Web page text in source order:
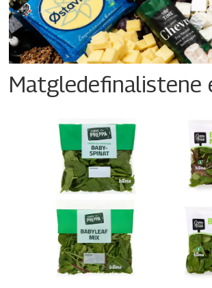
Matgledefinalistene